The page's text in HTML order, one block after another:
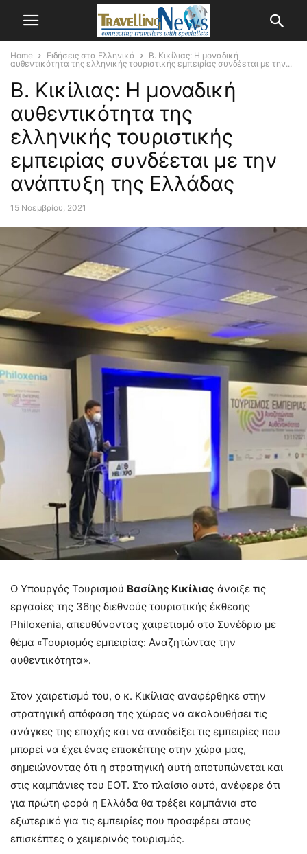
Home Ειδήσεις στα Ελληνικά
Β. Κικίλιας: Η μοναδική
αυθεντικότητα της ελληνικής τουριστικής εμπειρίας συνδέεται με την...
Β. Κικίλιας: Η μοναδική
αυθεντικότητα της
ελληνικής τουριστικής
εμπειρίας συνδέεται με την
ανάπτυξη της Ελλάδας
15 Νοεμβρίου, 2021
Ο Υπουργός Τουρισμού Βασίλης Κικίλιας άνοιξε τις
εργασίες της 36ης διεθνούς τουριστικής έκθεσης
Philoxenia, απευθύνοντας χαιρετισμό στο Συνέδριο με
θέμα «Τουρισμός εμπειρίας: Αναζητώντας την
αυθεντικότητα».
Στον χαιρετισμό του, ο κ. Κικίλιας αναφέρθηκε στην
στρατηγική απόφαση της χώρας να ακολουθήσει τις
ανάγκες της εποχής και να αναδείξει τις εμπειρίες που
μπορεί να έχει ένας επισκέπτης στην χώρα μας,
σημειώνοντας ότι η στρατηγική αυτή αποτυπώνεται και
στις καμπάνιες του ΕΟΤ. Στο πλαίσιο αυτό, ανέφερε ότι
για πρώτη φορά η Ελλάδα θα τρέξει καμπάνια στο
εξωτερικό για τις εμπειρίες που προσφέρει στους
επισκέπτες ο χειμερινός τουρισμός.